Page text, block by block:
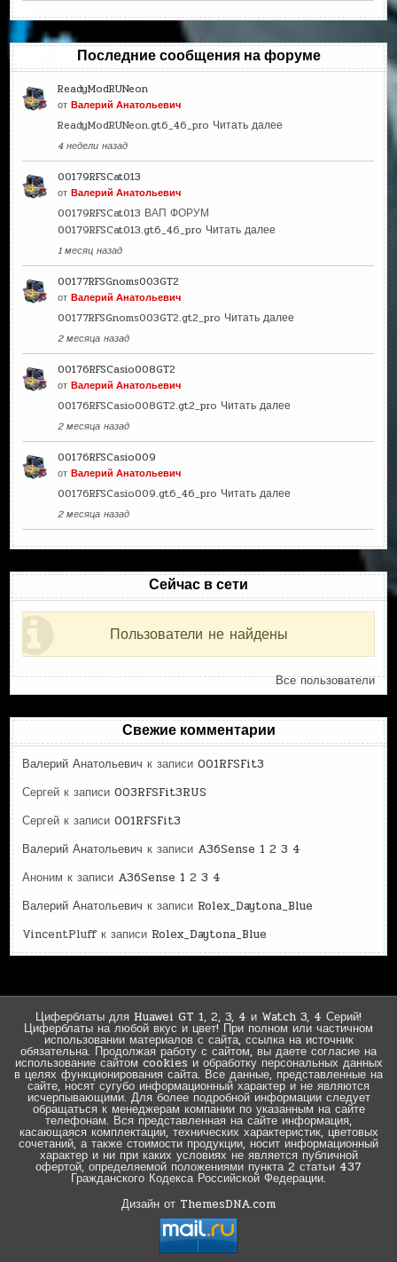
Последние сообщения на форуме
ReadyModRUNeon
отВалерий Анатольевич
ReadyModRUNeon.gt6_46_pro Читать далее
4 недели назад
00179RFSCat013
отВалерий Анатольевич
00179RFSCat013 ВАП ФОРУМ
00179RFSCat013.gt6_46_pro Читать далее
1 месяц назад
00177RFSGnoms003GT2
отВалерий Анатольевич
00177RFSGnoms003GT2.gt2_pro Читать далее
2 месяца назад
00176RFSCasio008GT2
отВалерий Анатольевич
00176RFSCasio008GT2.gt2_pro Читать далее
2 месяца назад
00176RFSCasio009
отВалерий Анатольевич
00176RFSCasio009.gt6_46_pro Читать далее
2 месяца назад
Сейчас в сети
Пользователи не найдены
Все пользователи
Свежие комментарии
Валерий Анатольевич к записи001RFSFit3
Сергей к записи003RFSFit3RUS
Сергей к записи001RFSFit3
Валерий Анатольевич к записи A36Sense 1 2 3 4
Аноним к записи A36Sense 1 2 3 4
Валерий Анатольевич к записи Rolex_Daytona_Blue
VincentPluffк записи Rolex_Daytona_Blue
Циферблаты для Huawei GT 1, 2, 3, 4 и Watch 3, 4 Серий!
Циферблаты на любой вкус и цвет! При полном или частичном
использовании материалов с сайта, ссылка на источник
обязательна. Продолжая работу с сайтом, вы даете согласие на
использование сайтом cookies и обработку персональных данных
в целях функционирования сайта. Все данные, представленные на
сайте, носят сугубо информационный характер и не являются
исчерпывающими. Для более подробной информации следует
обращаться к менеджерам компании по указанным на сайте
телефонам. Вся представленная на сайте информация,
касающаяся комплектации, технических характеристик, цветовых
сочетаний, а также стоимости продукции, носит информационный
характер и ни при каких условиях не является публичной
офертой, определяемой положениями пункта 2 статьи 437
Гражданского Кодекса Российской Федерации.
Дизайн от ThemesDNA.com